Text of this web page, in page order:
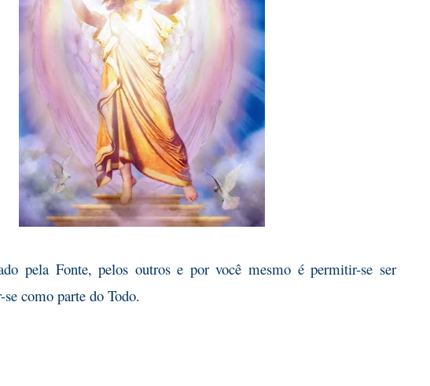
pela Fonte, pelos outros e por você mesmo é permitir-se ser
se como parte do Todo.